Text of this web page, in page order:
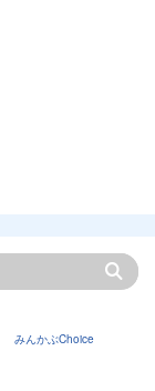
みんかぶChoice